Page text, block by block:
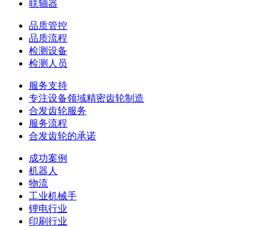
联轴器
品质管控
品质流程
检测设备
检测人员
服务支持
专注设备领域精密齿轮制造
合发齿轮服务
服务流程
合发齿轮的承诺
成功案例
机器人
物流
工业机械手
锂电行业
印刷行业